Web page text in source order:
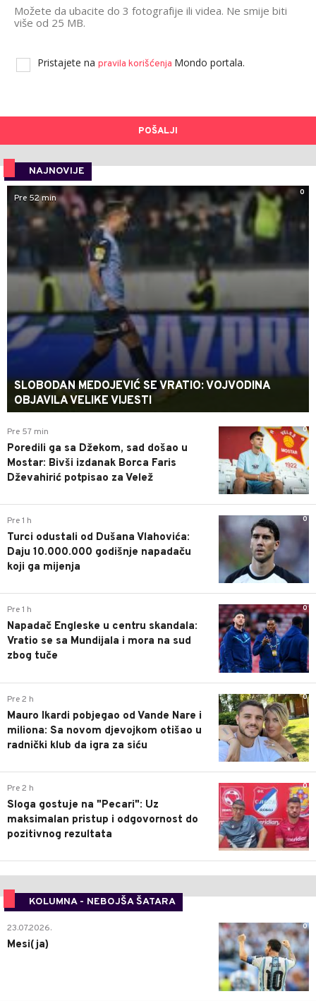
Možete da ubacite do 3 fotografije ili videa. Ne smije biti
više od 25 MB.
Pristajete na pravila korišćenja Mondo portala.
POŠALJI
NAJNOVIJE
0
Pre 52 min
SLOBODAN MEDOJEVIĆ SE VRATIO: VOJVODINA
OBJAVILA VELIKE VIJESTI
0
Pre 57 min
Poredili ga sa Džekom, sad došao u
Mostar: Bivši izdanak Borca Faris
Dževahirić potpisao za Velež
0
Pre 1 h
Turci odustali od Dušana Vlahovića:
Daju 10.000.000 godišnje napadaču
koji ga mijenja
0
Pre 1 h
Napadač Engleske u centru skandala:
Vratio se sa Mundijala i mora na sud
zbog tuče
0
Pre 2 h
Mauro Ikardi pobjegao od Vande Nare i
miliona: Sa novom djevojkom otišao u
radnički klub da igra za siću
0
Pre 2 h
Sloga gostuje na "Pecari": Uz
maksimalan pristup i odgovornost do
pozitivnog rezultata
KOLUMNA - NEBOJŠA ŠATARA
0
23.07.2026.
Mesi(ja)